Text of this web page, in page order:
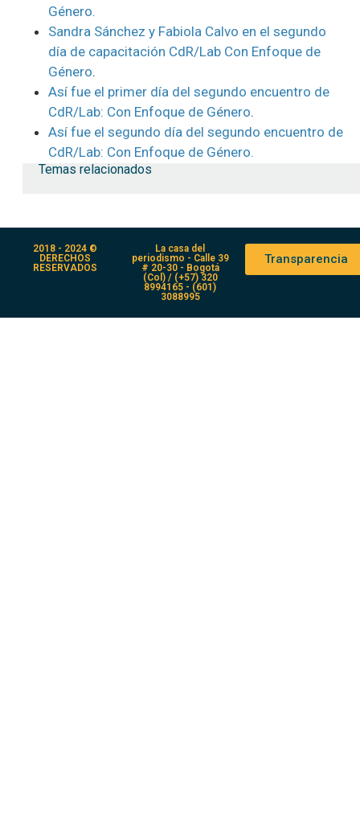
Género.
Sandra Sánchez y Fabiola Calvo en el segundo
día de capacitación CdR/Lab Con Enfoque de
Género.
Así fue el primer día del segundo encuentro de
CdR/Lab: Con Enfoque de Género.
Así fue el segundo día del segundo encuentro de
CdR/Lab: Con Enfoque de Género.
Temas relacionados
2018 - 2024 ©
DERECHOS
RESERVADOS
La casa del
periodismo - Calle 39
# 20-30 - Bogotá
(Col) / (+57) 320
8994165 - (601)
3088995
Transparencia